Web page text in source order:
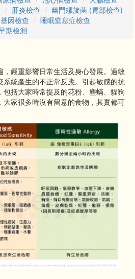
肝炎檢查
幽門螺旋菌 (胃部檢查)
因檢查
睡眠窒息症檢查
期檢測
，嚴重影響日常生活及身心發展。過敏
統產生的不正常反應。引起敏感的抗
包括大家時常提及的花粉、塵蟎、貓狗
家很多時沒有留意的食物，其實都可